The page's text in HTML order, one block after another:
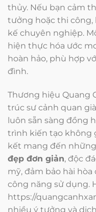
thủy. Nếu bạn cảm
tưởng hoặc thi công,
kế chuyên nghiệp.
hiện thực hóa ước
hoàn hảo, phù hợp
đình.
Thương hiệu Quang
trúc sư cảnh quan
luôn sẵn sàng đồng
trình kiến tạo không
kết mang đến
đẹp đơn giản, độc
mỹ, đảm bảo hài
công năng sử dụng.
https://
nhiều ý tưởng và